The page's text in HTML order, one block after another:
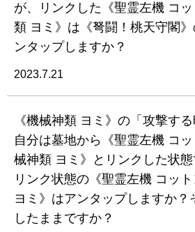
が、リンクした《聖霊左機 コ
類 ヨミ》は《弩闘！桃天守閣
ンタップしますか？
2023.7.21
《機械神類 ヨミ》の「攻撃する
自分は墓地から《聖霊左機 コ
械神類 ヨミ》とリンクした状態
リンク状態の《聖霊左機 コッ
ヨミ》はアンタップしますか？
したままですか？